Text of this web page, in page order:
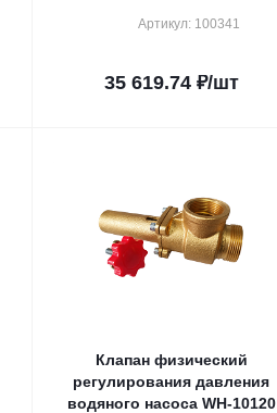
Артикул: 100341
35 619.74₽/шт
Клапан физический
регулирования давления
водяного насоса WH-10120